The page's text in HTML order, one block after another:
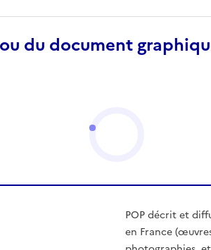
du document
POP décrit et
en France